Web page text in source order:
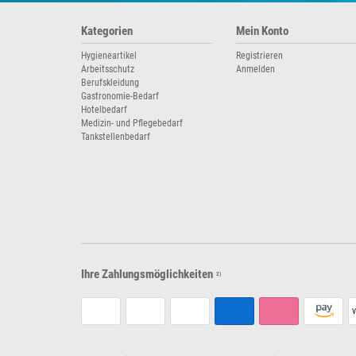
Kategorien
Hygieneartikel
Arbeitsschutz
Berufskleidung
Gastronomie-Bedarf
Hotelbedarf
Medizin- und Pflegebedarf
Tankstellenbedarf
Mein Konto
Registrieren
Anmelden
Ihre Zahlungsmöglichkeiten 2)